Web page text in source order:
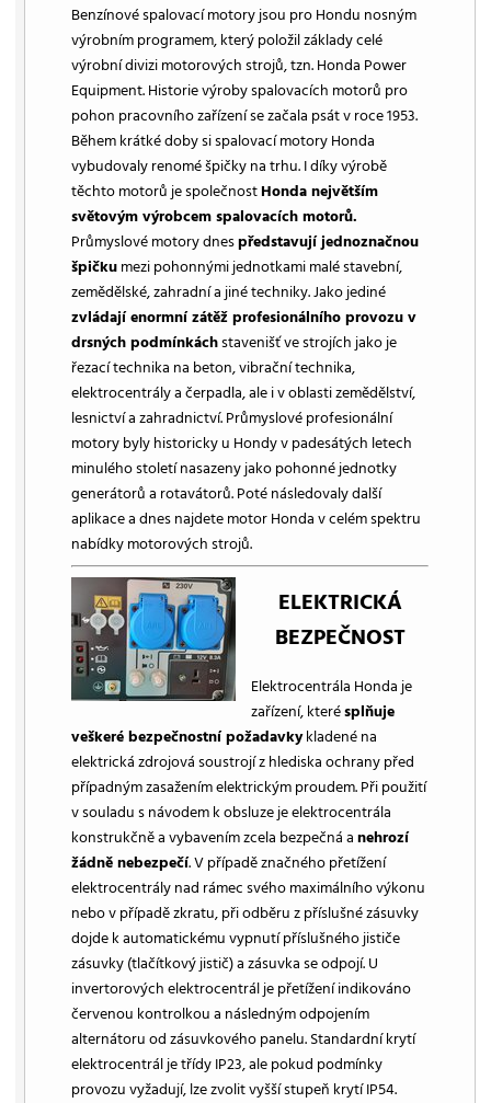
Benzínové spalovací motory jsou pro Hondu nosným
výrobním programem, který položil základy celé
výrobní divizi motorových strojů, tzn. Honda Power
Equipment. Historie výroby spalovacích motorů pro
pohon pracovního zařízení se začala psát v roce 1953.
Během krátké doby si spalovací motory Honda
vybudovaly renomé špičky na trhu. I díky výrobě
těchto motorů je společnostHonda největším
světovým výrobcem spalovacích motorů.
Průmyslové motory dnespředstavují jednoznačnou
špičkumezi pohonnými jednotkami malé stavební,
zemědělské, zahradní a jiné techniky. Jako jediné
zvládají enormní zátěž profesionálního provozu v
drsných podmínkáchstavenišť ve strojích jako je
řezací technika na beton, vibrační technika,
elektrocentrály a čerpadla, ale i v oblasti zemědělství,
lesnictví a zahradnictví. Průmyslové profesionální
motory byly historicky u Hondy v padesátých letech
minulého století nasazeny jako pohonné jednotky
generátorů a rotavátorů. Poté následovaly další
aplikace a dnes najdete motor Honda v celém spektru
nabídky motorových strojů.
ELEKTRICKÁ
BEZPEČNOST
Elektrocentrála Honda je
zařízení, kterésplňuje
veškeré bezpečnostní požadavkykladené na
elektrická zdrojová soustrojí z hlediska ochrany před
případným zasažením elektrickým proudem. Při použití
v souladu s návodem k obsluze je elektrocentrála
konstrukčně a vybavením zcela bezpečná anehrozí
žádně nebezpečí. V případě značného přetížení
elektrocentrály nad rámec svého maximálního výkonu
nebo v případě zkratu, při odběru z příslušné zásuvky
dojde k automatickému vypnutí příslušného jističe
zásuvky (tlačítkový jistič) a zásuvka se odpojí. U
invertorových elektrocentrál je přetížení indikováno
červenou kontrolkou a následným odpojením
alternátoru od zásuvkového panelu. Standardní krytí
elektrocentrál je třídy IP23, ale pokud podmínky
provozu vyžadují, lze zvolit vyšší stupeň krytí IP54.